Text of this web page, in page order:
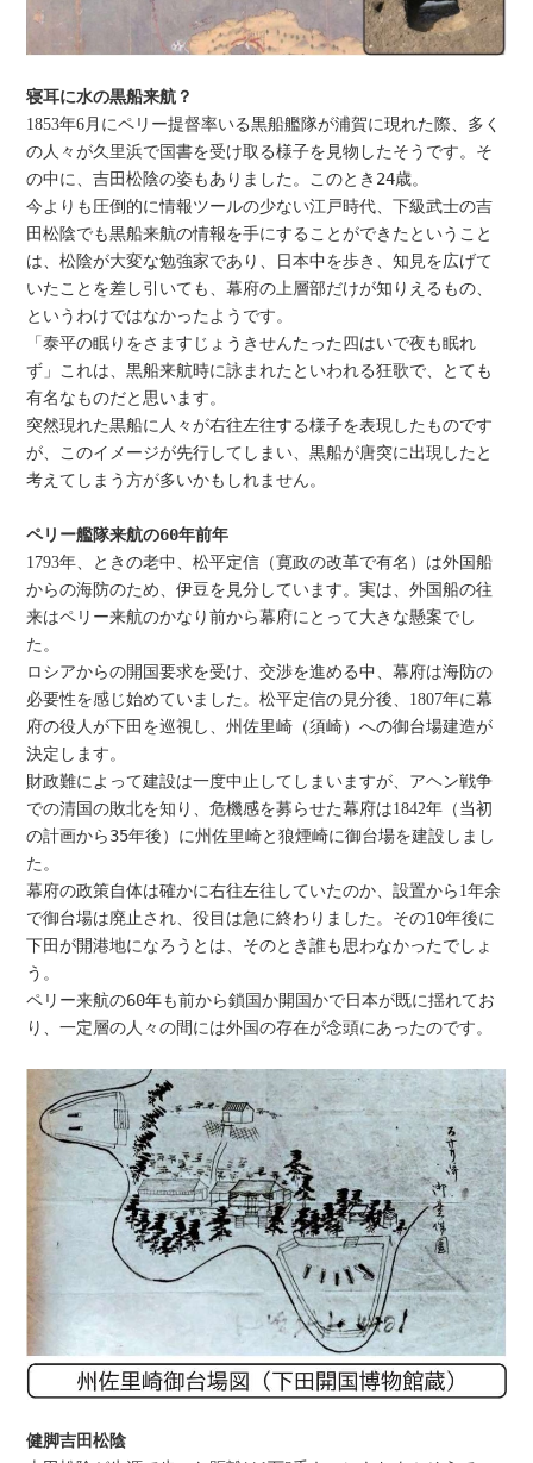
寝耳に水の黒船来航？
1853年6月にペリー提督率いる黒船艦隊が浦賀に現れた際、多く
の人々が久里浜で国書を受け取る様子を見物したそうです。そ
の中に、吉田松陰の姿もありました。このとき 24歳。
今よりも圧倒的に情報ツールの少ない江戸時代、下級武士の吉
田松陰でも黒船来航の情報を手にすることができたということ
は、松陰が大変な勉強家であり、日本中を歩き、知見を広げて
いたことを差し引いても、幕府の上層部だけが知りえるもの、
というわけではなかったようです。
「泰平の眠りをさますじょうきせんたった四はいで夜も眠れ
ず」これは、黒船来航時に詠まれたといわれる狂歌で、とても
有名なものだと思います。
突然現れた黒船に人々が右往左往する様子を表現したものです
が、このイメージが先行してしまい、黒船が唐突に出現したと
考えてしまう方が多いかもしれません。
ペリー艦隊来航の60年前年
1793年、ときの老中、松平定信（寛政の改革で有名）は外国船
からの海防のため、伊豆を見分しています。実は、外国船の往
来はペリー来航のかなり前から幕府にとって大きな懸案でし
た。
ロシアからの開国要求を受け、交渉を進める中、幕府は海防の
必要性を感じ始めていました。松平定信の見分後、1807年に幕
府の役人が下田を巡視し、州佐里崎（須崎）への御台場建造が
決定します。
財政難によって建設は一度中止してしまいますが、アヘン戦争
での清国の敗北を知り、危機感を募らせた幕府は1842年（当初
の計画から35年後）に州佐里崎と狼煙崎に御台場を建設しまし
た。
幕府の政策自体は確かに右往左往していたのか、設置から1年余
で御台場は廃止され、役目は急に終わりました。その10年後に
下田が開港地になろうとは、そのとき誰も思わなかったでしょ
う。
ペリー来航の60年も前から鎖国か開国かで日本が既に揺れてお
り、一定層の人々の間には外国の存在が念頭にあったのです。
健脚吉田松陰